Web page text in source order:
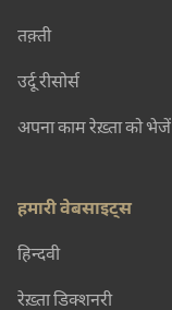
तक़्ती
उर्दू रीसोर्स
अपना काम रेख़्ता को भेजें
हमारी वेबसाइट्स
हिन्दवी
रेख़्ता डिक्शनरी